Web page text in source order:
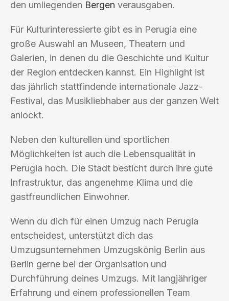
den umliegenden Bergen verausgaben.
Für Kulturinteressierte gibt es in Perugia eine
große Auswahl an Museen, Theatern und
Galerien, in denen du die Geschichte und Kultur
der Region entdecken kannst. Ein Highlight ist
das jährlich stattfindende internationale Jazz-
Festival, das Musikliebhaber aus der ganzen Welt
anlockt.
Neben den kulturellen und sportlichen
Möglichkeiten ist auch die Lebensqualität in
Perugia hoch. Die Stadt besticht durch ihre gute
Infrastruktur, das angenehme Klima und die
gastfreundlichen Einwohner.
Wenn du dich für einen Umzug nach Perugia
entscheidest, unterstützt dich das
Umzugsunternehmen Umzugskönig Berlin aus
Berlin gerne bei der Organisation und
Durchführung deines Umzugs. Mit langjähriger
Erfahrung und einem professionellen Team